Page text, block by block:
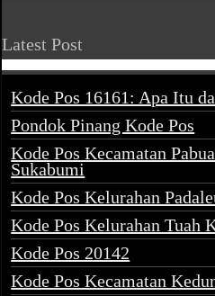
Latest Post
Kode Pos 16161: Apa Itu
Pondok Pinang Kode Pos
Kode Pos Kecamatan
Sukabumi
Kode Pos Kelurahan
Kode Pos Kelurahan Tuah
Kode Pos 20142
Kode Pos Kecamatan